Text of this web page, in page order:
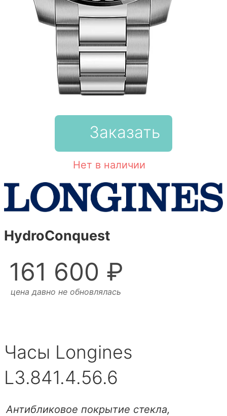
Заказать
Нет в наличии
HydroConquest
161 600 ₽
цена давно не обновлялась
Часы Longines
L3.841.4.56.6
Антибликовое покрытие стекла,